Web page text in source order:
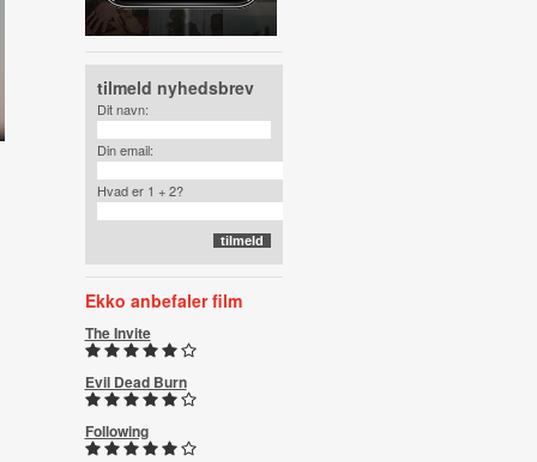
tilmeld nyhedsbrev
Dit navn:
Din email:
Hvad er 1 + 2?
Ekko anbefaler film
The Invite
Evil Dead Burn
Following